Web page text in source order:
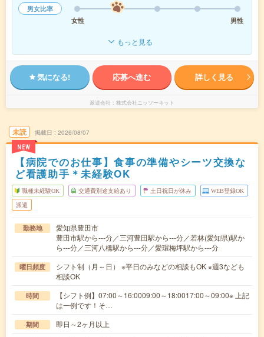
男女比率
女性
男性
もっと見る
気になる! 応募へ進む 詳しく見る
派遣会社 株式会社ニッソーネット
未読
NEW
掲載日 2026/08/07
【病院でのお仕事】食事の準備やシーツ交換な
ど看護助手＊未経験OK
職種未経験OK 交通費別途支給あり 土日祝日が休み WEB登録OK
派遣
勤務地
愛知県豊田市
豊田市駅から---分／三河豊田駅から---分／若林(愛知県)駅か
ら---分／三河八橋駅から---分／愛環梅坪駅から---分
曜日頻度
シフト制（月～日） ※平日のみなどの相談もOK ※週3なども
相談OK
時間
【シフト例】07:00～16:0009:00～18:0017:00～09:00※ 上記
は一例です！そ…
期間 即日～2ヶ月以上